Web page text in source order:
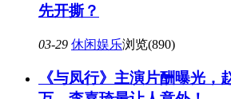
先开撕？
03-29 休闲娱乐浏览(890)
《与凤行》主演片酬曝光，